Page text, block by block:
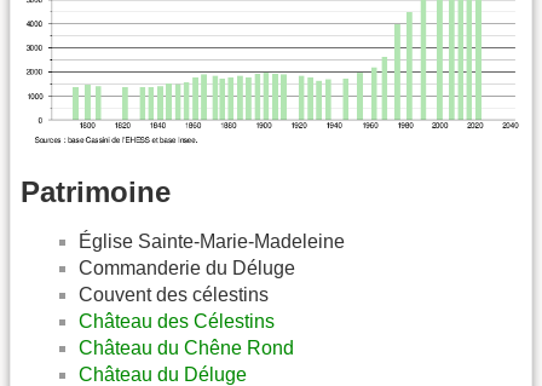
Patrimoine
Église Sainte-Marie-Madeleine
Commanderie du Déluge
Couvent des célestins
Château des Célestins
Château du Chêne Rond
Château du Déluge